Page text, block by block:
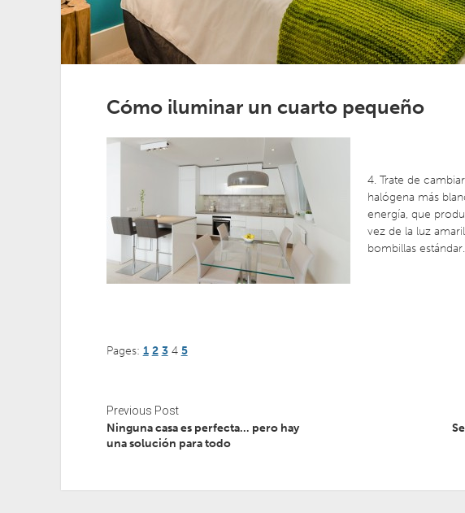
Cómo iluminar un cuarto pequeño
4. Trate de
halógena más
energía, que
vez de la luz
bombillas estándar.
Pages: 1 2 3 4 5
Previous Post
Ninguna casa es perfecta… pero hay
una solución para todo